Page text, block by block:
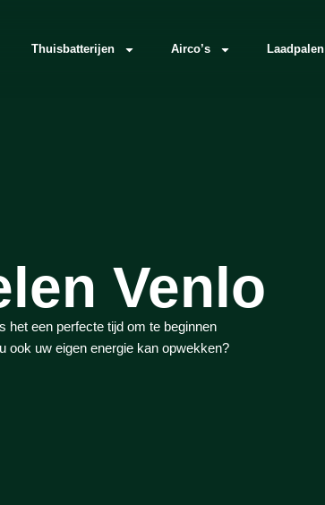
Thuisbatterijen Airco’s Laadpalen
Venlo
het een perfecte tijd om te beginnen
ook uw eigen energie kan opwekken?